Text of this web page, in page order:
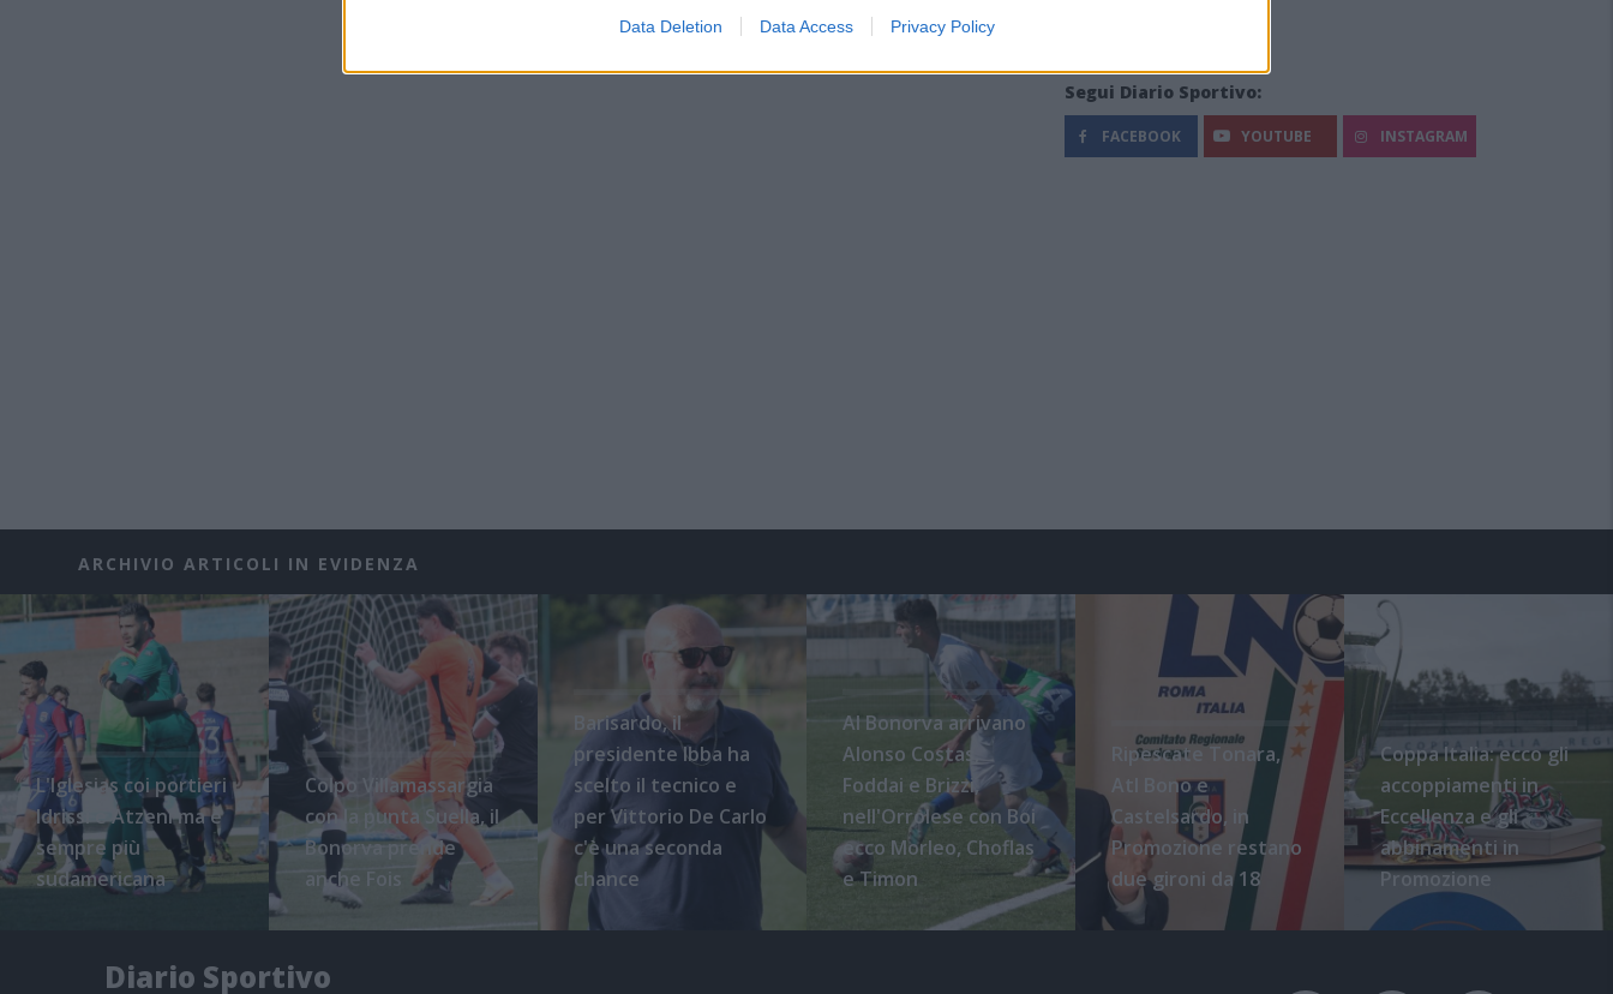
Data Deletion Data Access Privacy Policy
Segui Diario Sportivo:
FACEBOOK YOUTUBE INSTAGRAM
ARCHIVIO ARTICOLI IN EVIDENZA
L'Iglesias coi portieri
Idrissi e Atzeni ma è
sempre più
sudamericana
Colpo Villamassargia
con la punta Suella, il
Bonorva prende
anche Fois
Barisardo, il
presidente Ibba ha
scelto il tecnico e
per Vittorio De Carlo
c'è una seconda
chance
Al Bonorva arrivano
Alonso Costas,
Foddai e Brizzi,
nell'Orrolese con Boi
ecco Morleo, Choflas
e Timon
Ripescate Tonara,
Atl Bono e
Castelsardo, in
Promozione restano
due gironi da 18
Coppa Italia: ecco gli
accoppiamenti in
Eccellenza e gli
abbinamenti in
Promozione
Diario Sportivo